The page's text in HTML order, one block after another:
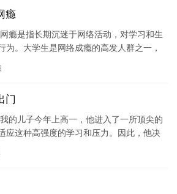
瘾
瘾是指长期沉迷于网络活动，对学习和生
为。大学生是网络成瘾的高发人群之一，
门
的儿子今年上高一，他进入了一所顶尖的
应这种高强度的学习和压力。因此，他决